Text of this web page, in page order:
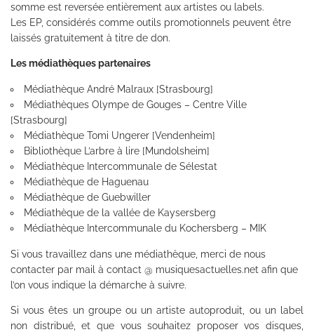
somme est reversée entièrement aux artistes ou labels.
Les EP, considérés comme outils promotionnels peuvent être
laissés gratuitement à titre de don.
Les médiathèques partenaires
Médiathèque André Malraux [Strasbourg]
Médiathèques Olympe de Gouges – Centre Ville
[Strasbourg]
Médiathèque Tomi Ungerer [Vendenheim]
Bibliothèque L’arbre à lire [Mundolsheim]
Médiathèque Intercommunale de Sélestat
Médiathèque de Haguenau
Médiathèque de Guebwiller
Médiathèque de la vallée de Kaysersberg
Médiathèque Intercommunale du Kochersberg – MIK
Si vous travaillez dans une médiathèque, merci de nous
contacter par mail à contact @ musiquesactuelles.net afin que
l’on vous indique la démarche à suivre.
Si vous êtes un groupe ou un artiste autoproduit, ou un label
non distribué, et que vous souhaitez proposer vos disques,